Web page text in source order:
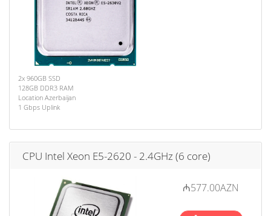
2x 960GB SSD
128GB DDR3 RAM
Location Azerbaijan
1 Gbps Uplink
CPU Intel Xeon E5-2620 - 2.4GHz (6 core)
₼577.00AZN